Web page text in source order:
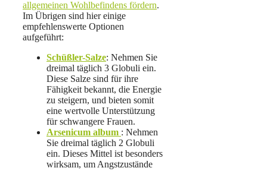
allgemeinen Wohlbefindens fördern.
Im Übrigen sind hier einige
empfehlenswerte Optionen
aufgeführt:
Schüßler-Salze: Nehmen Sie
dreimal täglich 3 Globuli ein.
Diese Salze sind für ihre
Fähigkeit bekannt, die Energie
zu steigern, und bieten somit
eine wertvolle Unterstützung
für schwangere Frauen.
Arsenicum album : Nehmen
Sie dreimal täglich 2 Globuli
ein. Dieses Mittel ist besonders
wirksam, um Angstzustände